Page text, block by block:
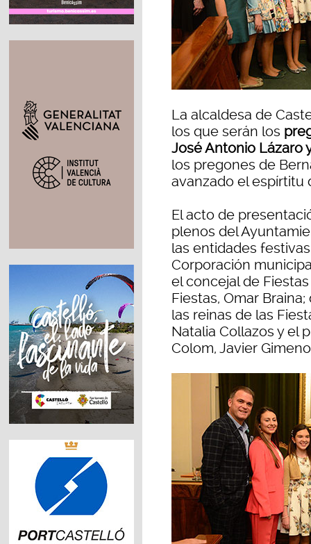
La alcaldesa de
los que serán los
José Antonio Lázaro
los pregones de
avanzado el espírtitu
El acto de
plenos del
las entidades
Corporación
el concejal de
Fiestas, Omar
las reinas de las
Natalia Collazos y el
Colom, Javier